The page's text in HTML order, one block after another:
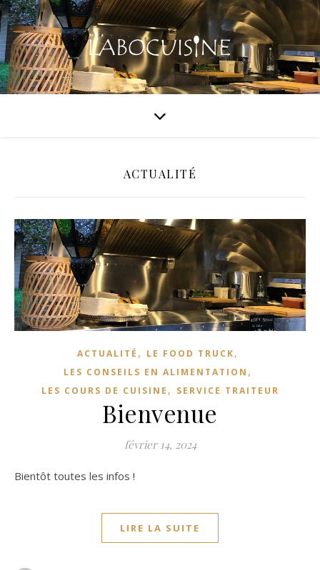
ACTUALITÉ
ACTUALITÉ , LE FOOD TRUCK,
LES CONSEILS EN ALIMENTATION ,
LES COURS DE CUISINE , SERVICE TRAITEUR
Bienvenue
février 14, 2024
Bientôt toutes les infos !
LIRE LA SUITE